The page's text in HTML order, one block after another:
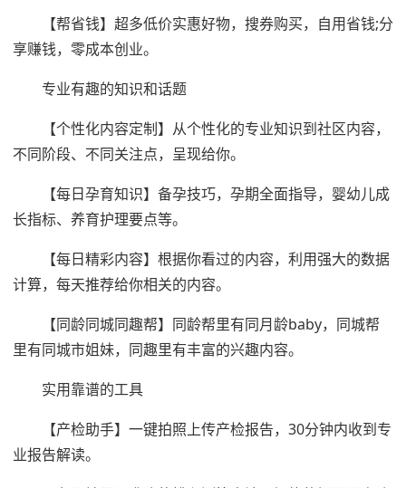
【帮省钱】超多低价实惠好物，搜券购买，自用省钱;分
享赚钱，零成本创业。
专业有趣的知识和话题
【个性化内容定制】从个性化的专业知识到社区内容，
不同阶段、不同关注点，呈现给你。
【每日孕育知识】备孕技巧，孕期全面指导，婴幼儿成
长指标、养育护理要点等。
【每日精彩内容】根据你看过的内容，利用强大的数据
计算，每天推荐给你相关的内容。
【同龄同城同趣帮】同龄帮里有同月龄baby，同城帮
里有同城市姐妹，同趣里有丰富的兴趣内容。
实用靠谱的工具
【产检助手】一键拍照上传产检报告，30分钟内收到专
业报告解读。